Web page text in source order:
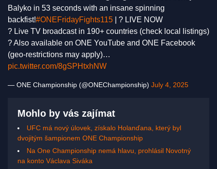
Balyko in 53 seconds with an insane spinning
backfist!#ONEFridayFights115 | ? LIVE NOW
? Live TV broadcast in 190+ countries (check local listings)
? Also available on ONE YouTube and ONE Facebook
(geo-restrictions may apply)…
pic.twitter.com/8gSPHtxhNW
— ONE Championship (@ONEChampionship) July 4, 2025
Mohlo by vás zajímat
UFC má nový úlovek, získalo Holanďana, který byl
dvojitým šampionem ONE Championship
Na One Championship nemá hlavu, prohlásil Novotný
na konto Václava Siváka